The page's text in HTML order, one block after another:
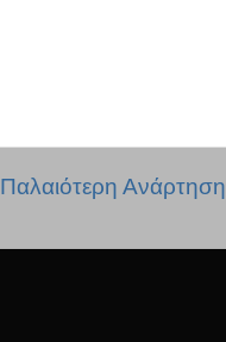
Παλαιότερη Ανάρτηση